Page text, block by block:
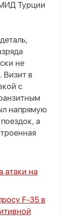
Турции
не
Визит в
с
напрямую
а
атаки на
F-35 в